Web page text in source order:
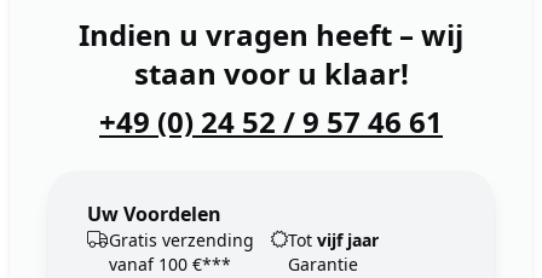
Indien u vragen heeft – wij
staan voor u klaar!
+49 (0) 24 52 / 9 57 46 61
Uw Voordelen
Gratis verzending
vanaf 100 €***
Tot vijf jaar
Garantie